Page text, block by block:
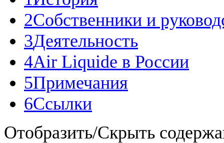
2Собственники и
3Деятельность
4Air Liquide в России
5Примечания
6Ссылки
Отобразить/Скрыть